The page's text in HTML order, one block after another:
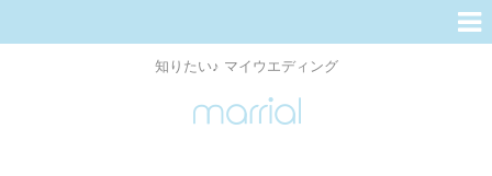
知りたい♪ マイウエディング